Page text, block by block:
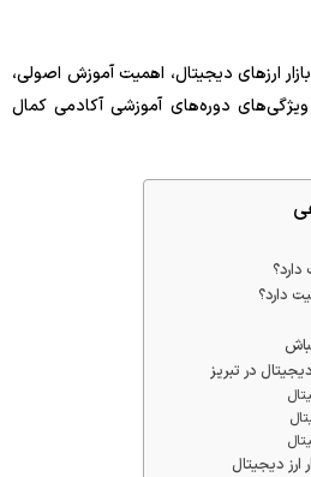
ارزهای دیجیتال، اهمیت آموزش اصولی،
دوره‌های آموزشی آکادمی کمال
دارد؟
در تبریز
ارز دیجیتال